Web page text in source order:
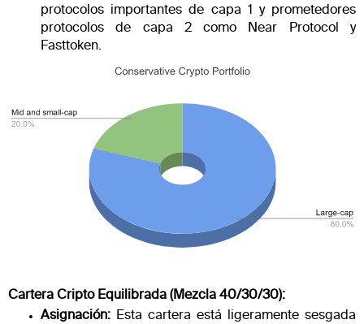
protocolos importantes de capa 1 y prometedores
protocolos de capa 2 como Near Protocol y
Fasttoken​​.
Cartera Cripto Equilibrada (Mezcla 40/30/30):
Asignación: Esta cartera está ligeramente sesgada